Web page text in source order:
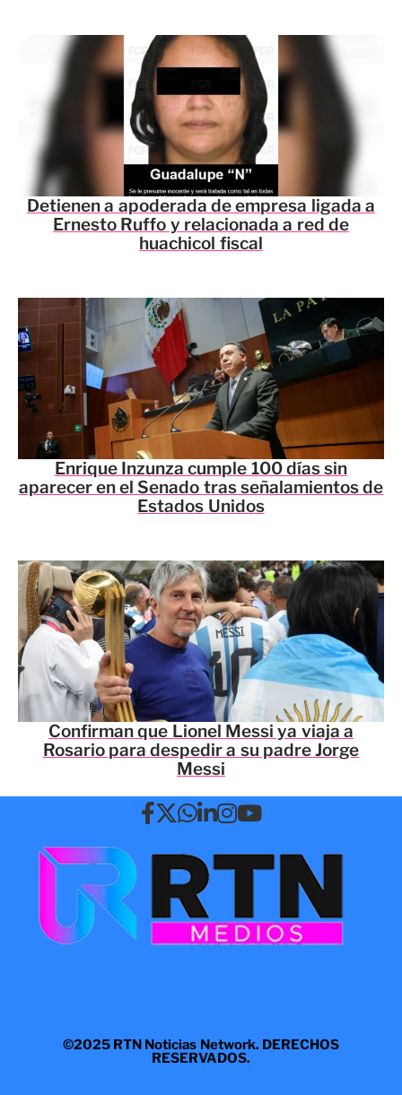
Detienen a apoderada de empresa ligada a
Ernesto Ruffo y relacionada a red de
huachicol fiscal
Enrique Inzunza cumple 100 días sin
aparecer en el Senado tras señalamientos de
Estados Unidos
Confirman que Lionel Messi ya viaja a
Rosario para despedir a su padre Jorge
Messi
©2025 RTN Noticias Network. DERECHOS
RESERVADOS.